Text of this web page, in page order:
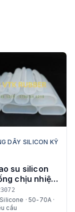
DÂY SILICON KỸ
su silicon
chịu nhiệt
kích thước
· 50-70A ·
cầu